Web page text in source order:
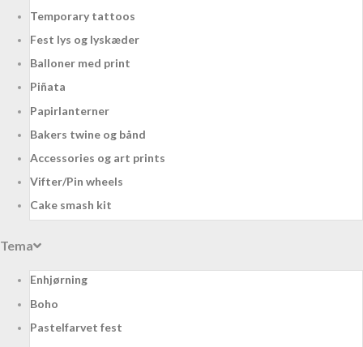
Temporary tattoos
Fest lys og lyskæder
Balloner med print
Piñata
Papirlanterner
Bakers twine og bånd
Accessories og art prints
Vifter/Pin wheels
Cake smash kit
Tema
Enhjørning
Boho
Pastelfarvet fest